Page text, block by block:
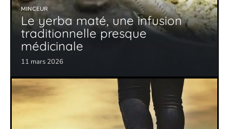
MINCEUR
Le yerba maté, une infusion
traditionnelle presque
médicinale
11 mars 2026